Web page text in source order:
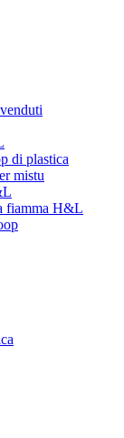
di plastica
mistu
fiamma H&L